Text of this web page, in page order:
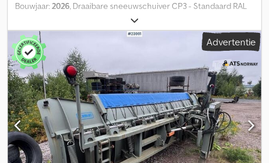
Bouwjaar:2026, Draaibare sneeuwschuiver CP3 - Standaard RAL
2011 - Schraperlijsten, combinatie 36 - Sneeuwschuiver met
hefmechanisme - Aanpasgroep voor bevestigingsplaat, maat 5
Hydrauliek - Hef-/daal-/kantelfunctie – 2 cilinders - ISO 16028 (S)
(maat 12 / BG3) – 2 cilinders Accessoires - Zijdeflectoren (links +
rechts) - Verstelbare sneeuwbescherming, doek -
Waarschuwingsmarkeringen, rood/wit - Waarschuwingsvlaggen -
Verlichting in LED (7-polige stekker) Overige opmerkingen:
Credpfxeznqgue Am Tef - Inruil en aankoop van voertuigen en
machines mogelijk. - Verkoopprijs exclusief transport. - Geen
aansprakelijkheid voor druk- en typefouten. - Onder voorbehoud
van fouten, wijzigingen en tussenverkoop. - Aanbieding
vrijblijvend. - Foto's kunnen afwijken. Prijs geldt voor de huidige
Advertentie